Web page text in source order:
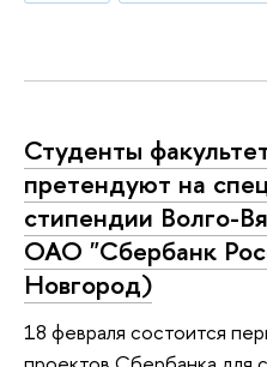
Студенты
претендуют на
стипендии Волго-
ОАО "Сбербанк
Новгород)
18 февраля состоится